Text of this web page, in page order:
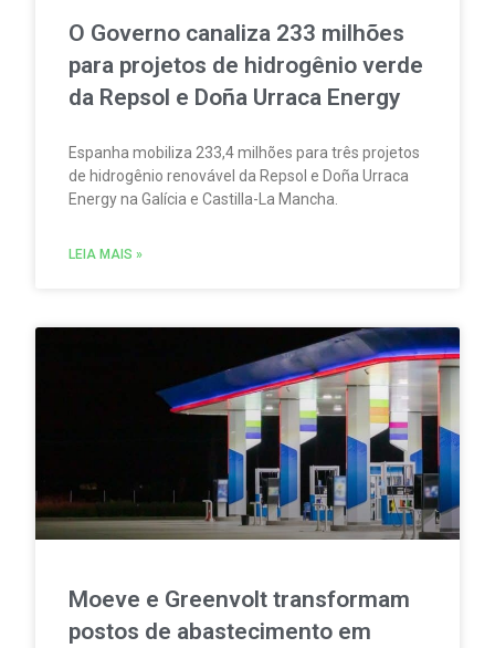
O Governo canaliza 233 milhões
para projetos de hidrogênio verde
da Repsol e Doña Urraca Energy
Espanha mobiliza 233,4 milhões para três projetos
de hidrogênio renovável da Repsol e Doña Urraca
Energy na Galícia e Castilla-La Mancha.
LEIA MAIS »
Moeve e Greenvolt transformam
postos de abastecimento em